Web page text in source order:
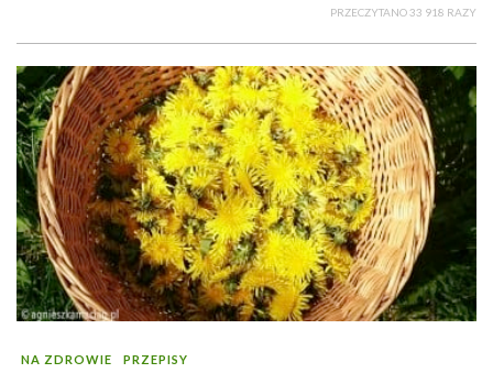
PRZECZYTANO 33 918 RAZY
NA ZDROWIE PRZEPISY